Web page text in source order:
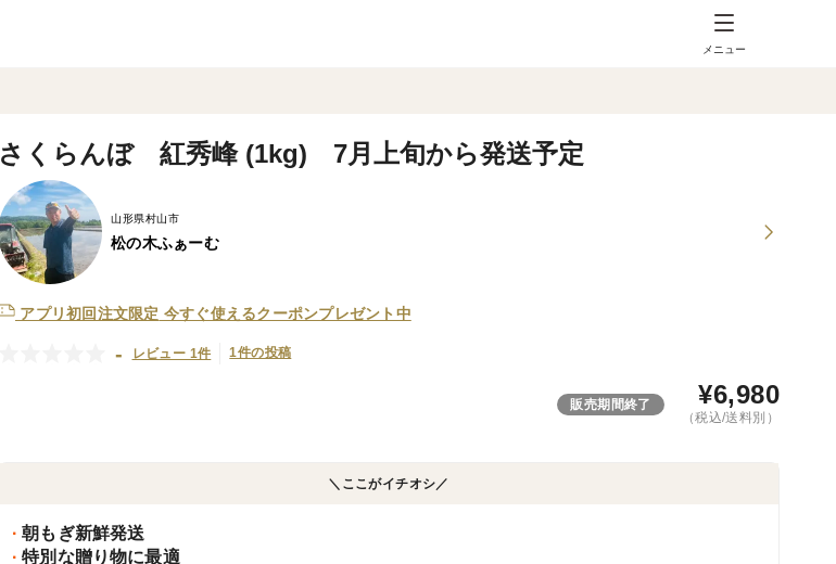
メニュー
さくらんぼ 紅秀峰 (1kg) 7月上旬から発送予定
山形県村山市
松の木ふぁーむ
アプリ初回注文限定 今すぐ使えるクーポンプレゼント中
- レビュー 1件 1件の投稿
販売期間終了 ¥6,980
（税込/送料別）
＼ここがイチオシ／
朝もぎ新鮮発送
特別な贈り物に最適